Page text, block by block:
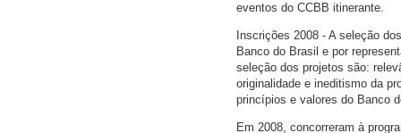
eventos do CCBB itinerante.
Inscrições 2008 - A seleção
Banco do Brasil e por
seleção dos projetos são:
originalidade e ineditismo da
princípios e valores do Banco
Em 2008, concorreram à